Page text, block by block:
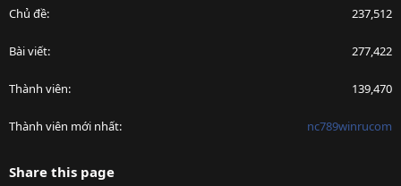
Chủ đề 237,512
Bài viết 277,422
Thành viên 139,470
Thành viên mới nhất nc789winrucom
Share this page